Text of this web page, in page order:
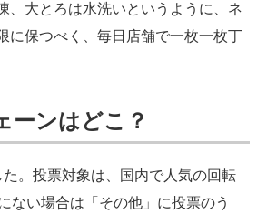
、大とろは水洗いというように、ネ
に保つべく、毎日店舗で一枚一枚丁
ーンはどこ？
。投票対象は、国内で人気の回転
ない場合は「その他」に投票のう